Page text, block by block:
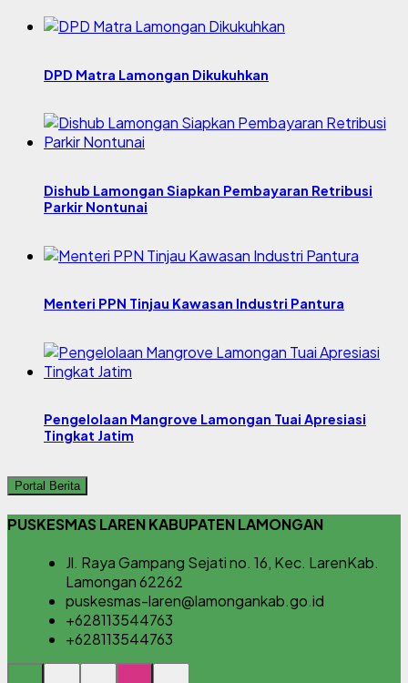
DPD Matra Lamongan Dikukuhkan
Dishub Lamongan Siapkan Pembayaran Retribusi
Parkir Nontunai
Menteri PPN Tinjau Kawasan Industri Pantura
Pengelolaan Mangrove Lamongan Tuai Apresiasi
Tingkat Jatim
Portal Berita
PUSKESMAS LAREN KABUPATEN LAMONGAN
Jl. Raya Gampang Sejati no. 16, Kec. LarenKab.
Lamongan 62262
puskesmas-laren@lamongankab.go.id
+628113544763
+628113544763